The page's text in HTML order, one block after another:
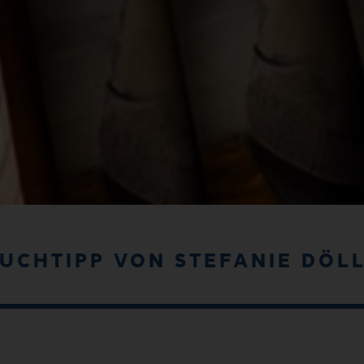
VON STEFANIE